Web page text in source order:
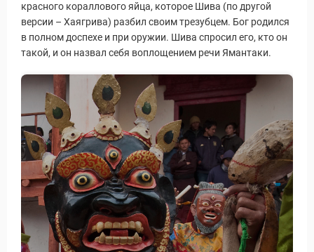
Путеводитель по
красного кораллового яйца, которое Шива (по другой
версии – Хаягрива) разбил своим трезубцем. Бог родился
в полном доспехе и при оружии. Шива спросил его, кто он
такой, и он назвал себя воплощением речи Ямантаки.